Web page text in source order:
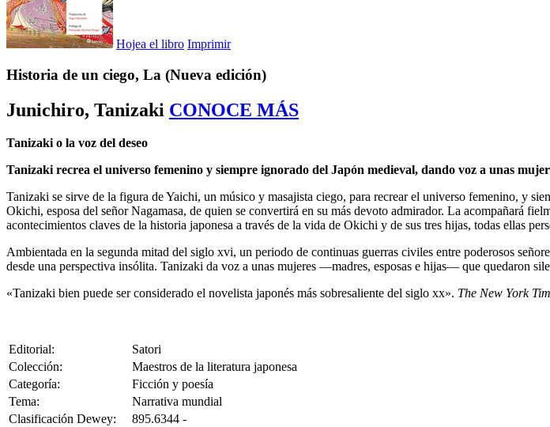
Hojea el libro Imprimir
Historia de un ciego, La (Nueva edición)
Junichiro, Tanizaki CONOCE MÁS
Tanizaki o la voz del deseo
Tanizaki recrea el universo femenino y siempre ignorado del Japón medieval, dando voz a unas
Tanizaki se sirve de la figura de Yaichi, un músico y masajista ciego, para recrear el universo femenino, y
Okichi, esposa del señor Nagamasa, de quien se convertirá en su más devoto admirador. La acompañará
acontecimientos claves de la historia japonesa a través de la vida de Okichi y de sus tres hijas, todas ellas
Ambientada en la segunda mitad del siglo xvi, un periodo de continuas guerras civiles entre poderosos
desde una perspectiva insólita. Tanizaki da voz a unas mujeres ―madres, esposas e hijas― que quedaron
«Tanizaki bien puede ser considerado el novelista japonés más sobresaliente del siglo xx». The New York
Editorial:
Satori
Colección:
Maestros de la literatura japonesa
Categoría:
Ficción y poesía
Tema:
Narrativa mundial
Clasificación Dewey:
895.6344 -